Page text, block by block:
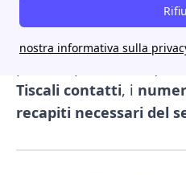
nostra informativa sulla
accessibilità. Se sei
mondo della
Tiscali contatti, i
recapiti necessari del